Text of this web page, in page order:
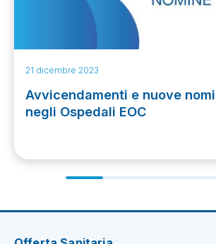
21 dicembre 2023
Avvicendamenti e nuove
negli Ospedali EOC